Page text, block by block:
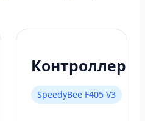
Контроллер
SpeedyBee F405 V3